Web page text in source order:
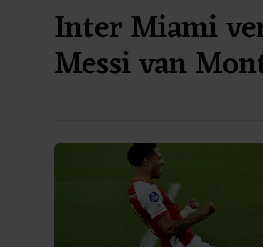
Inter Miami
Messi van